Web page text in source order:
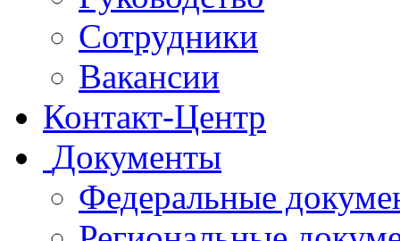
Сотрудники
Вакансии
Контакт-Центр
Документы
Федеральные